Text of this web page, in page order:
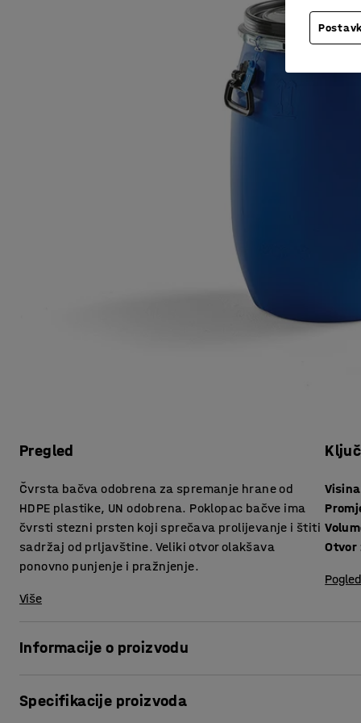
Pregled
Čvrsta bačva odobrena za spremanje hrane od
HDPE plastike, UN odobrena. Poklopac bačve ima
čvrsti stezni prsten koji sprečava prolijevanje i štiti
sadržaj od prljavštine. Veliki otvor olakšava
ponovno punjenje i pražnjenje.
Više
Visina
Otvor
Informacije o proizvodu
potpuno zatvorenim i štiti od prljavštine i prolijevanja,
Specifikacije proizvoda